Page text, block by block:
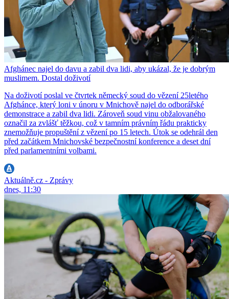
Afghánec najel do davu a zabil dva lidi, aby ukázal, že je dobrým
muslimem. Dostal doživotí
Na doživotí poslal ve čtvrtek německý soud do vězení 25letého
Afghánce, který loni v únoru v Mnichově najel do odborářské
demonstrace a zabil dva lidi. Zároveň soud vinu obžalovaného
označil za zvlášť těžkou, což v tamním právním řádu prakticky
znemožňuje propuštění z vězení po 15 letech. Útok se odehrál den
před začátkem Mnichovské bezpečnostní konference a deset dní
před parlamentními volbami.
Aktuálně.cz - Zprávy
dnes, 11:30